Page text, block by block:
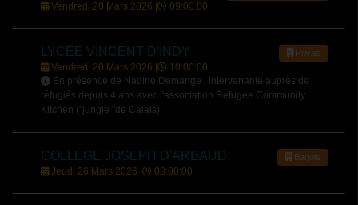
Vendredi 20 Mars 2026 | 09:00:00
LYCÉE VINCENT D'INDY Privas
Vendredi 20 Mars 2026 |
10:00:00
En présence de Nadine Demange , intervenante auprès de
réfugiés depuis 4 ans avec l'association Refugee Community
Kitchen ("jungle "de Calais)
COLLÈGE JOSEPH D'ARBAUD Barjols
Jeudi 26 Mars 2026 | 08:00:00